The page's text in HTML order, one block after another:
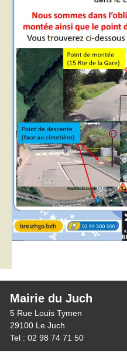
Mairie du Juch
5 Rue Louis Tymen
29100 Le Juch
Tel : 02 98 74 71 50